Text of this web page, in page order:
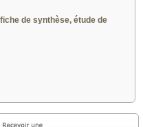
de synthèse, étude de